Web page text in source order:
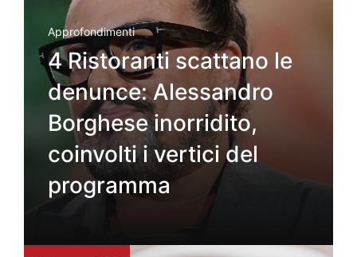
Approfondimenti
4 Ristoranti scattano le
denunce: Alessandro
Borghese inorridito,
coinvolti i vertici del
programma